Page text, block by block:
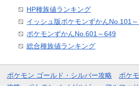
HP種族値ランキング
イッシュ版ポケモンずかんNo.101
ポケモンずかんNo.601～649
総合種族値ランキング
ポケモン ゴールド・シルバー攻略
ポケ